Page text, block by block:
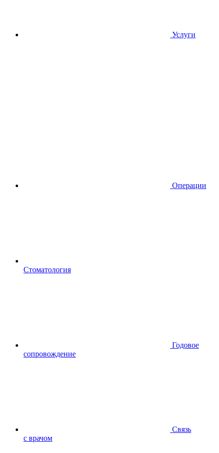
Услуги
Операции
Стоматология
Годовое
сопровождение
Связь
с врачом